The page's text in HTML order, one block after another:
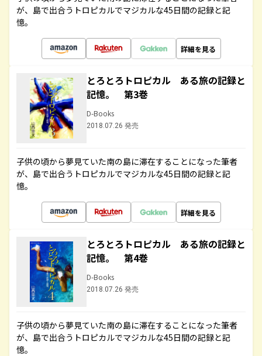
が、島で出合うトロピカルでマジカルな45日間の記録と記
憶。
詳細を見る
とろとろトロピカル ある旅の記録と
記憶。 第3巻
D-Books
2018.07.26 発売
子供の頃から夢見ていた南の島に滞在することになった筆者
が、島で出合うトロピカルでマジカルな45日間の記録と記
憶。
詳細を見る
とろとろトロピカル ある旅の記録と
記憶。 第4巻
D-Books
2018.07.26 発売
子供の頃から夢見ていた南の島に滞在することになった筆者
が、島で出合うトロピカルでマジカルな45日間の記録と記
憶。